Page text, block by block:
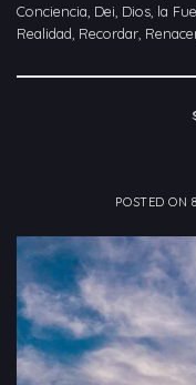
Conciencia, Dei, Dios, la
Realidad, Recordar,
POSTED ON